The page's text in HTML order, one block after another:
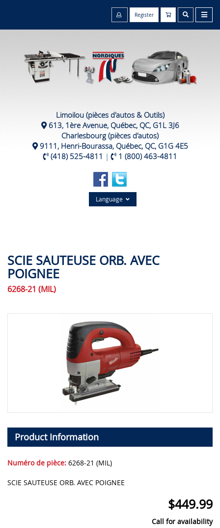
Register
Limoilou (pièces d'autos & Outils)
613, 1ère Avenue, Québec, QC, G1L 3J6
Charlesbourg (pièces d'autos)
9111, Henri-Bourassa, Québec, QC, G1G 4E5
(418) 525-4811 | 1 (800) 463-4811
Language
SCIE SAUTEUSE ORB. AVEC
POIGNEE
6268-21 (MIL)
Product Information
Numéro de pièce: 6268-21 (MIL)
SCIE SAUTEUSE ORB. AVEC POIGNEE
$449.99
Call for availability